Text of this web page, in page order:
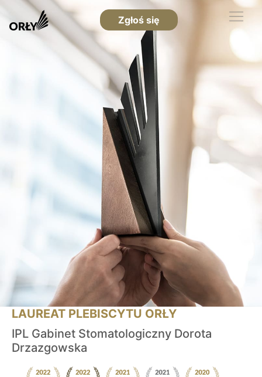
Zgłoś się
LAUREAT PLEBISCYTU ORŁY
IPL Gabinet Stomatologiczny Dorota
Drzazgowska